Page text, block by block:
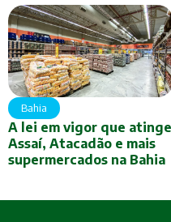
Bahia
A lei em vigor que atinge
Assaí, Atacadão e mais
supermercados na Bahia